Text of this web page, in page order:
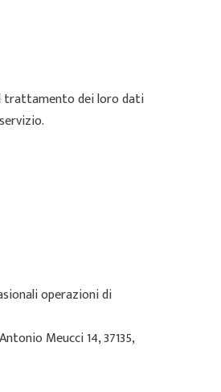
trattamento dei loro dati
operazioni di
Meucci 14, 37135,